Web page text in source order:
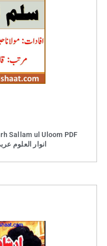
Sallam ul Uloom PDF
انوار العلوم